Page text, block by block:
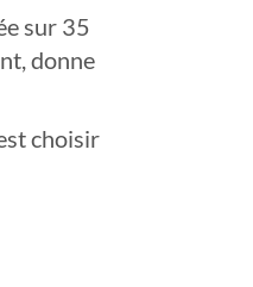
sur 35
donne
choisir